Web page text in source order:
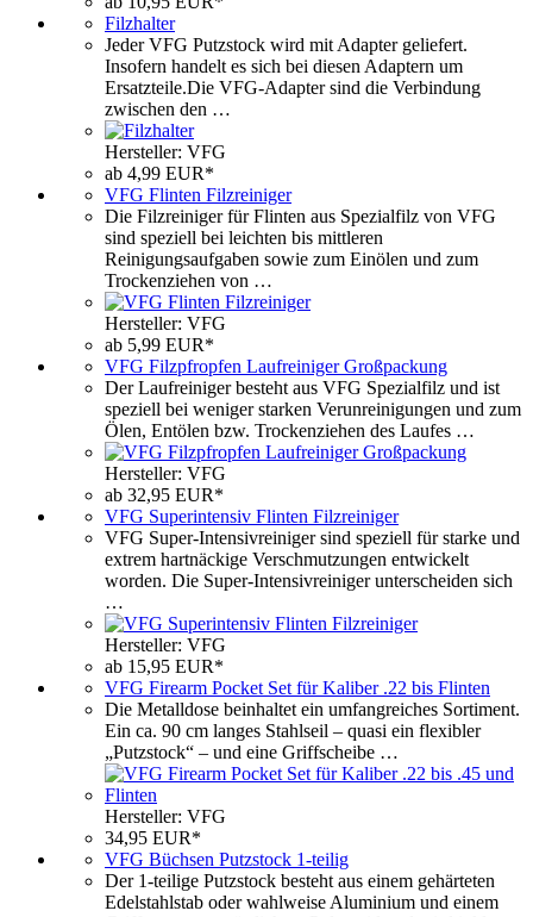
Filzhalter
Jeder VFG Putzstock wird mit Adapter geliefert.
Insofern handelt es sich bei diesen Adaptern um
Ersatzteile.Die VFG-Adapter sind die Verbindung
zwischen den …
Hersteller: VFG
ab 4,99 EUR*
VFG Flinten Filzreiniger
Die Filzreiniger für Flinten aus Spezialfilz von VFG
sind speziell bei leichten bis mittleren
Reinigungsaufgaben sowie zum Einölen und zum
Trockenziehen von …
Hersteller: VFG
ab 5,99 EUR*
VFG Filzpfropfen Laufreiniger Großpackung
Der Laufreiniger besteht aus VFG Spezialfilz und ist
speziell bei weniger starken Verunreinigungen und zum
Ölen, Entölen bzw. Trockenziehen des Laufes …
Hersteller: VFG
ab 32,95 EUR*
VFG Superintensiv Flinten Filzreiniger
VFG Super-Intensivreiniger sind speziell für starke und
extrem hartnäckige Verschmutzungen entwickelt
worden. Die Super-Intensivreiniger unterscheiden sich
…
Hersteller: VFG
ab 15,95 EUR*
VFG Firearm Pocket Set für Kaliber .22 bis Flinten
Die Metalldose beinhaltet ein umfangreiches Sortiment.
Ein ca. 90 cm langes Stahlseil – quasi ein flexibler
„Putzstock“ – und eine Griffscheibe …
Hersteller: VFG
34,95 EUR*
VFG Büchsen Putzstock 1-teilig
Der 1-teilige Putzstock besteht aus einem gehärteten
Edelstahlstab oder wahlweise Aluminium und einem